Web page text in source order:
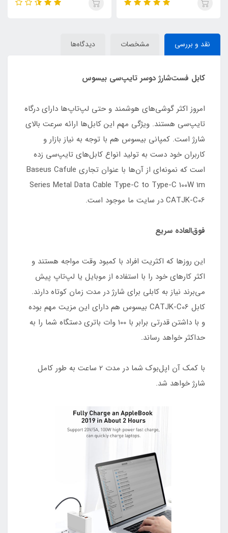
نقد و بررسی مشخصات دیدگاه‌ها
کابل فست‌شارژ دوسر تایپ‌سی بیسوس
امروز اکثر گوشی‌های هوشمند و حتی لپ‌تاپ‌ها دارای درگاه
تایپ‌سی هستند. ویژگی مهم این کابل‌ها ارائه سرعت بالای
شارژ است. کمپانی بیسوس هم با توجه به نیاز بازار و
کاربران خود دست به تولید انواع کابل‌های تایپ‌سی زده
است که نمونه‌ای از آن‌ها با عنوان تجاری Baseus Cafule
Series Metal Data Cable Type-C to Type-C 100W 1m
CATJK-C06 در سایت ما موجود است.
فوق‌العاده سریع
این روزها که اکثریت افراد با کمبود وقت مواجه هستند و
اکثر کارهای خود را با استفاده از موبایل یا لپ‌تاپ پیش
می‌برند نیاز به کابلی برای شارژ در مدت زمان کوتاه دارند.
کابل CATJK-C06 بیسوس هم دارای این مزیت مهم بوده
و با داشتن قدرتی برابر با 100 وات باتری دستگاه شما را به
حداکثر خواهد رساند.
با کمک آن اپل‌بوک شما در مدت 2 ساعت به طور کامل
شارژ خواهد شد.